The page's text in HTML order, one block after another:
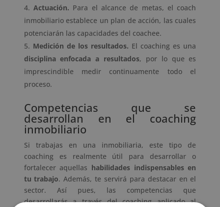
Actuación. Para el alcance de metas, el coach
inmobiliario establece un plan de acción, las cuales
potenciarán las capacidades del coachee.
Medición de los resultados. El coaching es una
disciplina enfocada a resultados, por lo que es
imprescindible medir continuamente todo el
proceso.
Competencias que se
desarrollan en el coaching
inmobiliario
Si trabajas en una inmobiliaria, este tipo de
coaching es realmente útil para desarrollar o
fortalecer aquellas habilidades indispensables en
tu trabajo. Además, te servirá para destacar en el
sector. Así pues, las competencias que
desarrollarás a través del coaching aplicado al